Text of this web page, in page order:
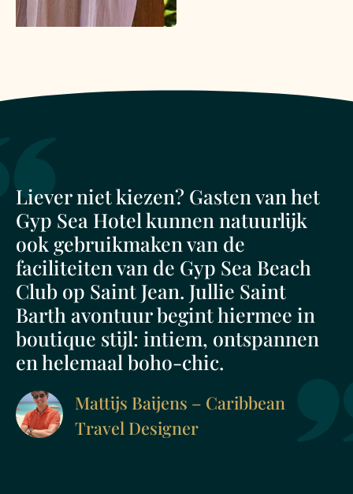
Liever niet kiezen? Gasten van het
Gyp Sea Hotel kunnen natuurlijk
ook gebruikmaken van de
faciliteiten van de Gyp Sea Beach
Club op Saint Jean. Jullie Saint
Barth avontuur begint hiermee in
boutique stijl: intiem, ontspannen
en helemaal boho-chic.
Mattijs Baijens – Caribbean
Travel Designer